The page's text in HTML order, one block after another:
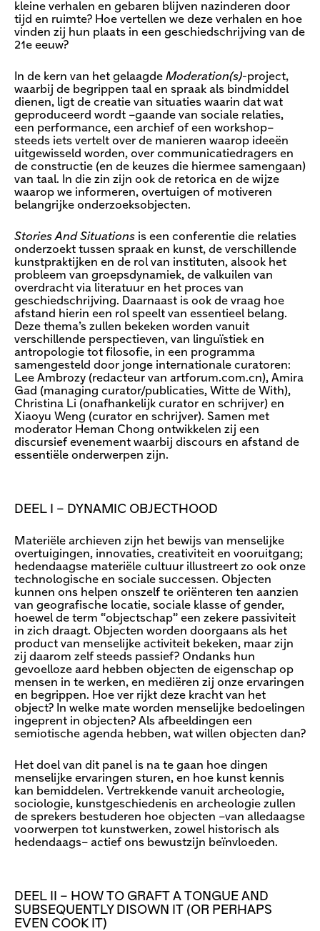
kleine verhalen en gebaren blijven nazinderen door
tijd en ruimte? Hoe vertellen we deze verhalen en hoe
vinden zij hun plaats in een geschiedschrijving van de
21e eeuw?
In de kern van het gelaagde Moderation(s)-project,
waarbij de begrippen taal en spraak als bindmiddel
dienen, ligt de creatie van situaties waarin dat wat
geproduceerd wordt –gaande van sociale relaties,
een performance, een archief of een workshop–
steeds iets vertelt over de manieren waarop ideeën
uitgewisseld worden, over communicatiedragers en
de constructie (en de keuzes die hiermee samengaan)
van taal. In die zin zijn ook de retorica en de wijze
waarop we informeren, overtuigen of motiveren
belangrijke onderzoeksobjecten.
Stories And Situations is een conferentie die relaties
onderzoekt tussen spraak en kunst, de verschillende
kunstpraktijken en de rol van instituten, alsook het
probleem van groepsdynamiek, de valkuilen van
overdracht via literatuur en het proces van
geschiedschrijving. Daarnaast is ook de vraag hoe
afstand hierin een rol speelt van essentieel belang.
Deze thema’s zullen bekeken worden vanuit
verschillende perspectieven, van linguïstiek en
antropologie tot filosofie, in een programma
samengesteld door jonge internationale curatoren:
Lee Ambrozy (redacteur van artforum.com.cn), Amira
Gad (managing curator/publicaties, Witte de With),
Christina Li (onafhankelijk curator en schrijver) en
Xiaoyu Weng (curator en schrijver). Samen met
moderator Heman Chong ontwikkelen zij een
discursief evenement waarbij discours en afstand de
essentiële onderwerpen zijn.
DEEL I – DYNAMIC OBJECTHOOD
Materiële archieven zijn het bewijs van menselijke
overtuigingen, innovaties, creativiteit en vooruitgang;
hedendaagse materiële cultuur illustreert zo ook onze
technologische en sociale successen. Objecten
kunnen ons helpen onszelf te oriënteren ten aanzien
van geografische locatie, sociale klasse of gender,
hoewel de term “objectschap” een zekere passiviteit
in zich draagt. Objecten worden doorgaans als het
product van menselijke activiteit bekeken, maar zijn
zij daarom zelf steeds passief? Ondanks hun
gevoelloze aard hebben objecten de eigenschap op
mensen in te werken, en mediëren zij onze ervaringen
en begrippen. Hoe ver rijkt deze kracht van het
object? In welke mate worden menselijke bedoelingen
ingeprent in objecten? Als afbeeldingen een
semiotische agenda hebben, wat willen objecten dan?
Het doel van dit panel is na te gaan hoe dingen
menselijke ervaringen sturen, en hoe kunst kennis
kan bemiddelen. Vertrekkende vanuit archeologie,
sociologie, kunstgeschiedenis en archeologie zullen
de sprekers bestuderen hoe objecten –van alledaagse
voorwerpen tot kunstwerken, zowel historisch als
hedendaags– actief ons bewustzijn beïnvloeden.
DEEL II – HOW TO GRAFT A TONGUE AND
SUBSEQUENTLY DISOWN IT (OR PERHAPS
EVEN COOK IT)